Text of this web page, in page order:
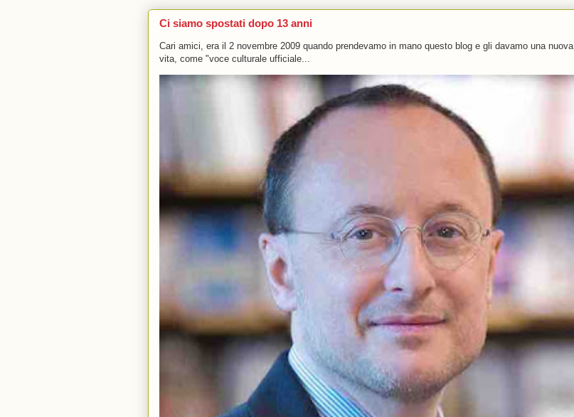
Ci siamo spostati dopo 13 anni
Cari amici, era il 2 novembre 2009 quando prendevamo in mano questo blog e gli davamo una nuova
vita, come "voce culturale ufficiale...